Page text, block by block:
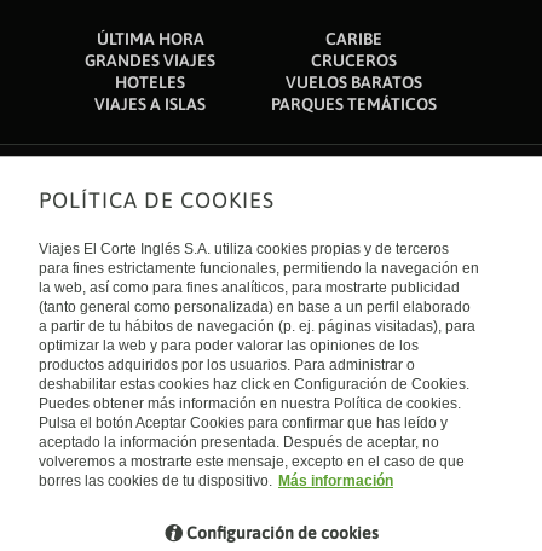
ÚLTIMA HORA
CARIBE
GRANDES VIAJES
CRUCEROS
HOTELES
VUELOS BARATOS
VIAJES A ISLAS
PARQUES TEMÁTICOS
Sobre nosotros
Quiénes somos
Financiación
Sostenibilidad
Turismo accesible
Tarjeta El Corte Inglés
Trabaja con nosotros
El Corte Inglés
Canal Ético
Enlaces de interés
Guías de viaje
Catálogos
Auto check-in
Condiciones Generales
Política de privacidad
Política de cookies
Accesibilidad
Empresas/ Grupos
Internacional
España
Visita nuestro blog
Blog de Viajes el Corte inglés
POLÍTICA DE COOKIES
Viajes El Corte Inglés S.A. utiliza cookies propias y de terceros
para fines estrictamente funcionales, permitiendo la navegación en
la web, así como para fines analíticos, para mostrarte publicidad
(tanto general como personalizada) en base a un perfil elaborado
a partir de tu hábitos de navegación (p. ej. páginas visitadas), para
optimizar la web y para poder valorar las opiniones de los
productos adquiridos por los usuarios. Para administrar o
deshabilitar estas cookies haz click en Configuración de Cookies.
Puedes obtener más información en nuestra Política de cookies.
Pulsa el botón Aceptar Cookies para confirmar que has leído y
aceptado la información presentada. Después de aceptar, no
volveremos a mostrarte este mensaje, excepto en el caso de que
borres las cookies de tu dispositivo. Más información
Configuración de cookies